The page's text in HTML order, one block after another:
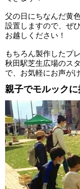
父の日にちなんだ黄
設置しますので、ぜ
お越しください！
もちろん製作したプ
秋田駅芝生広場のス
で、お気軽にお声が
親子でモルック